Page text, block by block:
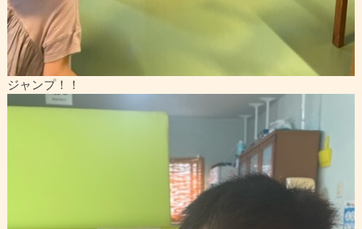
ジャンプ！！